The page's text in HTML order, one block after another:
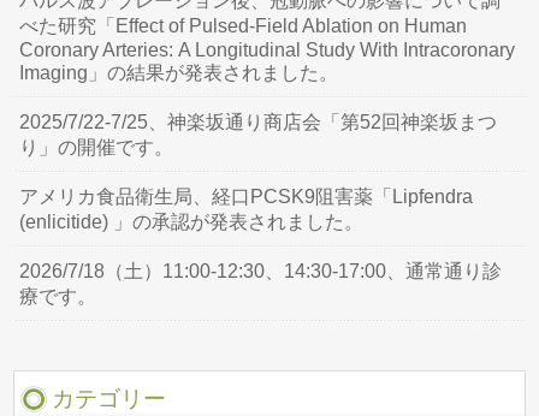
べた研究「Effect of Pulsed-Field Ablation on Human
Coronary Arteries: A Longitudinal Study With Intracoronary
Imaging」の結果が発表されました。
2025/7/22-7/25、神楽坂通り商店会「第52回神楽坂まつ
り」の開催です。
アメリカ食品衛生局、経口PCSK9阻害薬「Lipfendra
(enlicitide) 」の承認が発表されました。
2026/7/18（土）11:00-12:30、14:30-17:00、通常通り診
療です。
カテゴリー